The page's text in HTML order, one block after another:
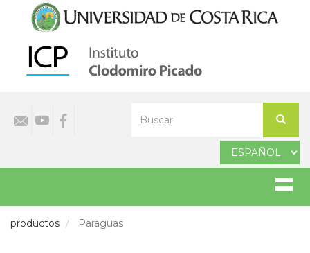
contenido
principal
Buscar
your
productos Paraguas